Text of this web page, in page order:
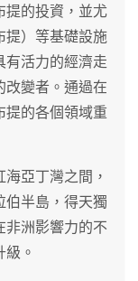
提的投資，並尤
提）等基礎設施
有活力的經濟走
改變者。通過在
提的各個領域重
亞丁灣之間，
伯半島，得天獨
非洲影響力的不
。